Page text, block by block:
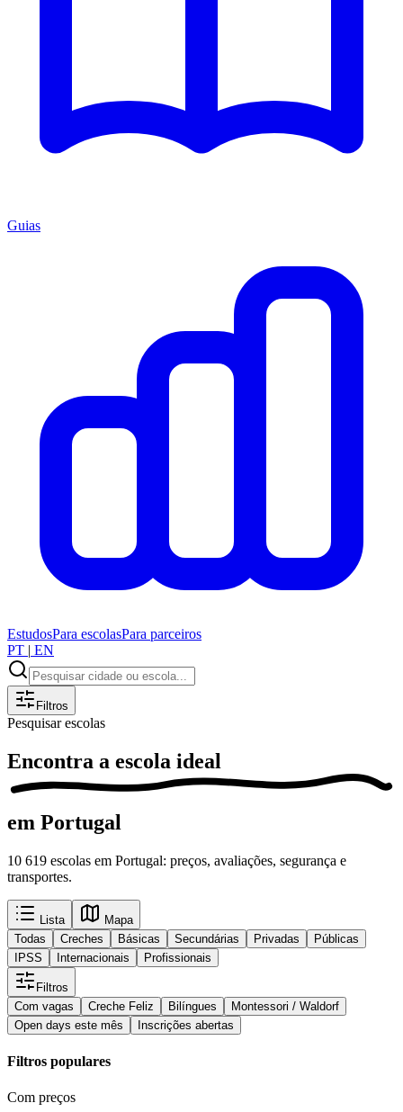
Guias
EstudosPara escolasPara parceiros
PT | EN
Filtros
Pesquisar escolas
Encontra a escola ideal
em Portugal
10 619 escolas em Portugal: preços, avaliações, segurança e
transportes.
Lista
Mapa
Todas
Creches Básicas Secundárias Privadas
Públicas
IPSS
Internacionais Profissionais
Filtros
Com vagas
Creche Feliz Bilíngues
Montessori / Waldorf
Open days este mês
Inscrições abertas
Filtros populares
Com preços